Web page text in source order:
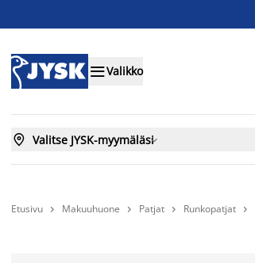
Valikko
 Valitse JYSK-myymäläsi
Etusivu  Makuuhuone  Patjat  Runkopatjat 